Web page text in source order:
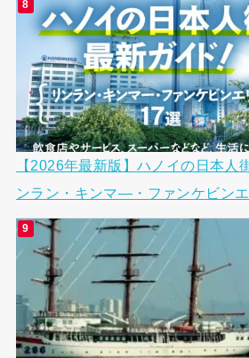
【2026年最新版】ハノイの日本人
ンラン・キンマ―・ファンケビン